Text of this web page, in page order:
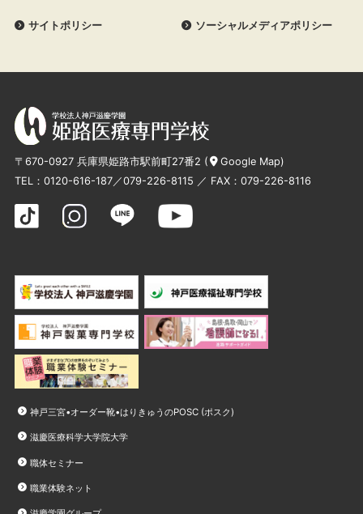
サイトポリシー ソーシャルメディアポリシー
〒670-0927 兵庫県姫路市駅前町27番2 ( Google Map)
TEL： 0120-616-187／079-226-8115 ／ FAX：079-226-8116
神戸三宮•オーダー靴•はりきゅうのPOSC (ポスク)
滋慶医療科学大学院大学
職体セミナー
職業体験ネット